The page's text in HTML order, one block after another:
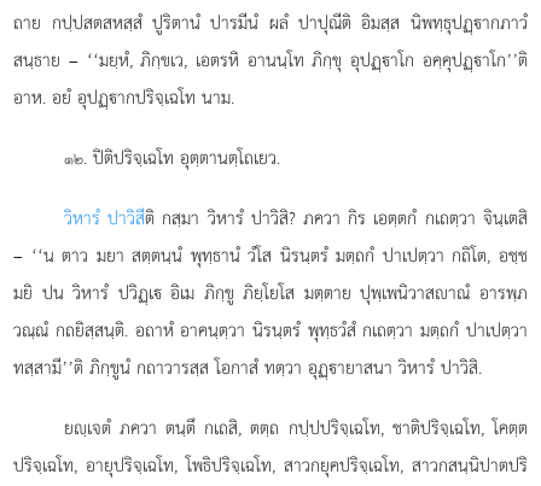
ถาย กปฺปสตสหสฺสํ ปูริตานํ ปารมีนํ ผลํ ปาปุณีติ อิมสฺส นิพทฺธุปฏฺากภาวํ
สนฺธาย – ‘‘มยฺหํ, ภิกฺขเว, เอตรหิ อานนฺโท ภิกฺขุ อุปฏฺาโก อคฺคุปฏฺาโก’’ติ
อาห. อยํ อุปฏฺากปริจฺเฉโท นาม.
๑๒. ปิติปริจฺเฉโท อุตฺตานตฺโถเยว.
วิหารํ ปาวิสีติ กสฺมา วิหารํ ปาวิสิ? ภควา กิร เอตฺตกํ กเถตฺวา จินฺเตสิ
– ‘‘น ตาว มยา สตฺตนฺนํ พุทฺธานํ วํโส นิรนฺตรํ มตฺถกํ ปาเปตฺวา กถิโต, อชฺช
มยิ ปน วิหารํ ปวิฏฺเ อิเม ภิกฺขู ภิยฺโยโส มตฺตาย ปุพฺเพนิวาสาณํ อารพฺภ
วณฺณํ กถยิสฺสนฺติ. อถาหํ อาคนฺตฺวา นิรนฺตรํ พุทฺธวํสํ กเถตฺวา มตฺถกํ ปาเปตฺวา
ทสฺสามี’’ติ ภิกฺขูนํ กถาวารสฺส โอกาสํ ทตฺวา อุฏฺายาสนา วิหารํ ปาวิสิ.
ยฺเจตํ ภควา ตนฺตึ กเถสิ, ตตฺถ กปฺปปริจฺเฉโท, ชาติปริจฺเฉโท, โคตฺต
ปริจฺเฉโท, อายุปริจฺเฉโท, โพธิปริจฺเฉโท, สาวกยุคปริจฺเฉโท, สาวกสนฺนิปาตปริ